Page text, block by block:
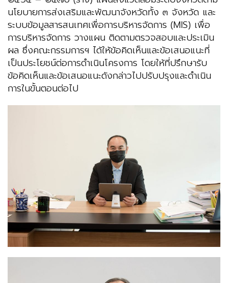
นโยบายการส่งเสริมและพัฒนาจังหวัดทั้ง ๓ จังหวัด และ
ระบบข้อมูลสารสนเทศเพื่อการบริหารจัดการ (MIS) เพื่อ
การบริหารจัดการ วางแผน ติดตามตรวจสอบและประเมิน
ผล ซึ่งคณะกรรมการฯ ได้ให้ข้อคิดเห็นและข้อเสนอแนะที่
เป็นประโยชน์ต่อการดำเนินโครงการ โดยให้ที่ปรึกษารับ
ข้อคิดเห็นและข้อเสนอแนะดังกล่าวไปปรับปรุงและดำเนิน
การในขั้นตอนต่อไป